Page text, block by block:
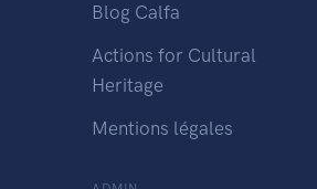
Blog Calfa
Actions for Cultural
Heritage
Mentions légales